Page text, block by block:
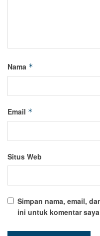
Nama *
Email *
Situs Web
Simpan nama, email,
ini untuk komentar